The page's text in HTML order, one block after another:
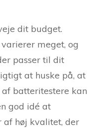
dit budget.
meget, og
passer til dit
at huske på, at
batteritestere kan
god idé at
af høj kvalitet, der